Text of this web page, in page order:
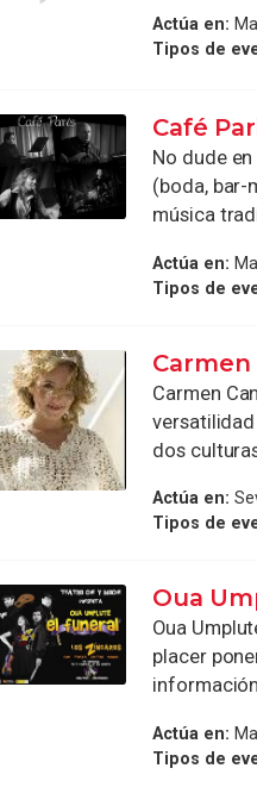
Actúa en:
Tipos de
Café
No dude
(boda, bar-
música
Actúa en:
Tipos de
Carmen
Carmen
dos
Actúa en:
Tipos de
Oua
Oua
placer
Actúa en:
Tipos de